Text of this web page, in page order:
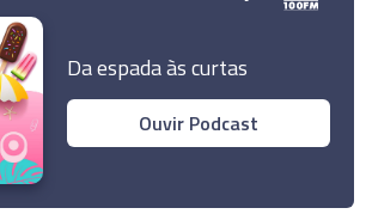
geração?
Diário de Notícias, Lda.
os direitos reservados.
Da espada às curtas
Ouvir Podcast